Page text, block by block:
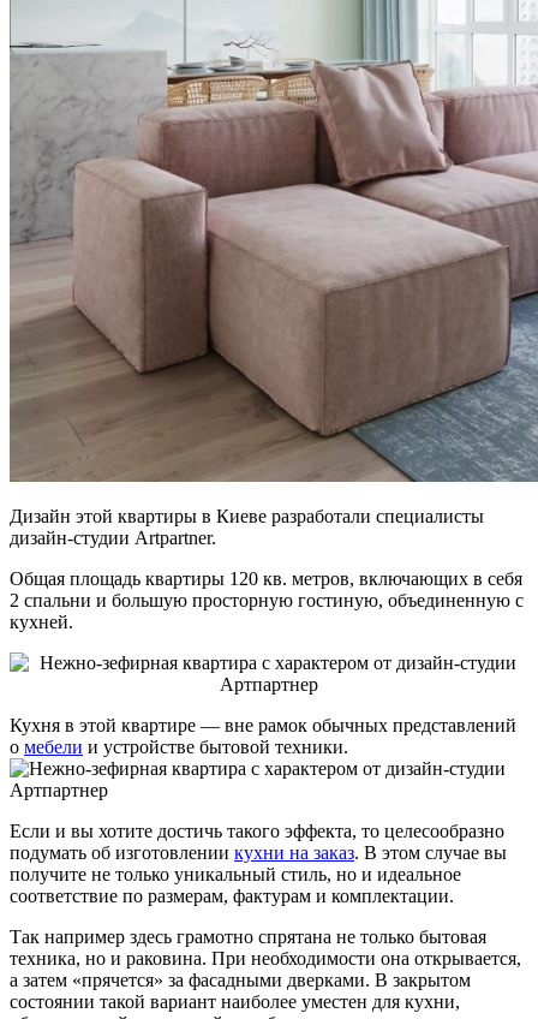
Дизайн этой квартиры в Киеве разработали специалисты
дизайн-студии Artpartner.
Общая площадь квартиры 120 кв. метров, включающих в себя
2 спальни и большую просторную гостиную, объединенную с
кухней.
Кухня в этой квартире — вне рамок обычных представлений
о мебели и устройстве бытовой техники.
Если и вы хотите достичь такого эффекта, то целесообразно
подумать об изготовлении кухни на заказ. В этом случае вы
получите не только уникальный стиль, но и идеальное
соответствие по размерам, фактурам и комплектации.
Так например здесь грамотно спрятана не только бытовая
техника, но и раковина. При необходимости она открывается,
а затем «прячется» за фасадными дверками. В закрытом
состоянии такой вариант наиболее уместен для кухни,